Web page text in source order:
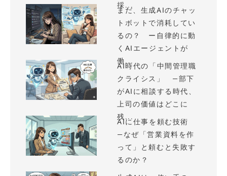
採...
まだ、生成AIのチャッ
トボットで消耗してい
るの？ ー自律的に動
くAIエージェントが
働...
AI時代の「中間管理職
クライシス」 —部下
がAIに相談する時代、
上司の価値はどこに
残...
AIに仕事を頼む技術
—なぜ「営業資料を作
って」と頼むと失敗す
るのか？